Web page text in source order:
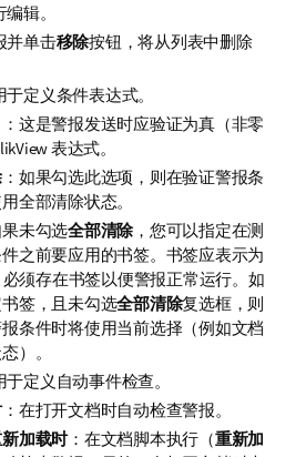
辑。
并单击移除按钮，将从列表中删除
于定义条件表达式。
：这是警报发送时应验证为真（非零
表达式。
：如果勾选此选项，则在验证警报条
全部清除状态。
未勾选全部清除 ，您可以指定在测
之前要应用的书签。书签应表示为
必须存在书签以便警报正常运行。如
签，且未勾选全部清除复选框，则
条件时将使用当前选择（例如文档
）。
于定义自动事件检查。
：在打开文档时自动检查警报。
加载时：在文档脚本执行（重新加